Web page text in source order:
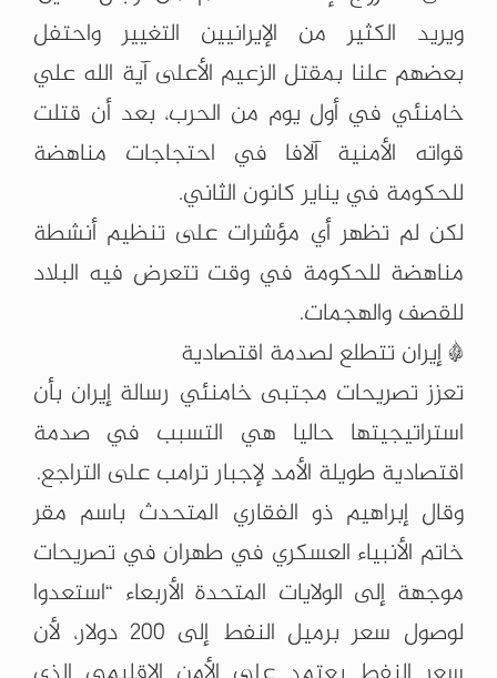
ويريد الكثير من الإيرانيين التغيير واحتفل
بعضهم علنا بمقتل الزعيم الأعلى آية الله علي
خامنئي في أول يوم من الحرب، بعد أن قتلت
قواته الأمنية آلافا في احتجاجات مناهضة
للحكومة في يناير كانون الثاني.
لكن لم تظهر أي مؤشرات على تنظيم أنشطة
مناهضة للحكومة في وقت تتعرض فيه البلاد
للقصف والهجمات.
* إيران تتطلع لصدمة اقتصادية
تعزز تصريحات مجتبى خامنئي رسالة إيران بأن
استراتيجيتها حاليا هي التسبب في صدمة
اقتصادية طويلة الأمد لإجبار ترامب على التراجع.
وقال إبراهيم ذو الفقاري المتحدث باسم ‌مقر
خاتم الأنبياء العسكري في طهران في تصريحات
موجهة إلى الولايات المتحدة الأربعاء “استعدوا
لوصول سعر برميل النفط إلى 200 دولار، لأن